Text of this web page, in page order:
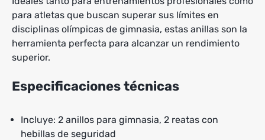
para atletas que buscan superar sus límites en
disciplinas olímpicas de gimnasia, estas anillas son la
herramienta perfecta para alcanzar un rendimiento
superior.
Especificaciones técnicas
Incluye: 2 anillos para gimnasia, 2 reatas con
hebillas de seguridad